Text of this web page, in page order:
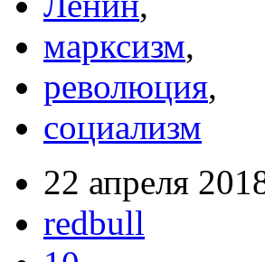
марксизм,
революция,
социализм
22 апреля
redbull